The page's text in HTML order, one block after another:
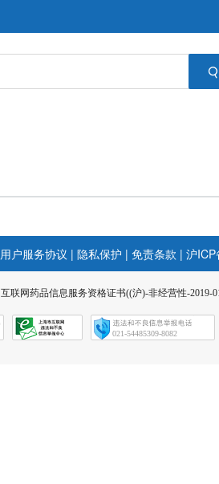
用户服务协议 | 隐私保护 | 免责条款 | 沪ICP
互联网药品信息服务资格证书((沪)-非经营性-2019-
021-54485309-8082